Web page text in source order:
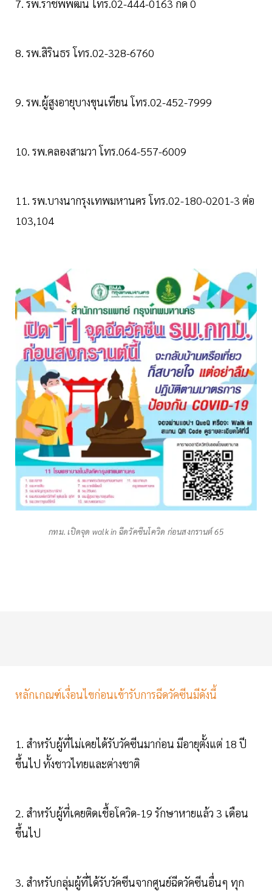
7. รพ.ราชพิพัฒน์ โทร.02-444-0163 กด 0
8. รพ.สิรินธร โทร.02-328-6760
9. รพ.ผู้สูงอายุบางขุนเทียน โทร.02-452-7999
10. รพ.คลองสามวา โทร.064-557-6009
11. รพ.บางนากรุงเทพมหานคร โทร.02-180-0201-3 ต่อ
103,104
กทม. เปิดจุด walk in ฉีดวัคซีนโควิด ก่อนสงกรานต์ 65
หลักเกณฑ์เงื่อนไขก่อนเข้ารับการฉีดวัคซีนมีดังนี้
1. สำหรับผู้ที่ไม่เคยได้รับวัคซีนมาก่อน มีอายุตั้งแต่ 18 ปี
ขึ้นไป ทั้งชาวไทยและต่างชาติ
2. สำหรับผู้ที่เคยติดเชื้อโควิด-19 รักษาหายแล้ว 3 เดือน
ขึ้นไป
3. สำหรับกลุ่มผู้ที่ได้รับวัคซีนจากศูนย์ฉีดวัคซีนอื่นๆ ทุก